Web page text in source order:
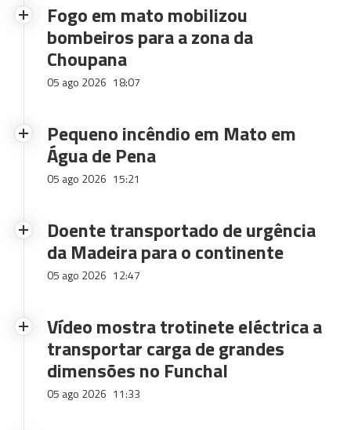
Fogo em mato mobilizou
bombeiros para a zona da
Choupana
05 ago 2026 18:07
Pequeno incêndio em Mato em
Água de Pena
05 ago 2026 15:21
Doente transportado de urgência
da Madeira para o continente
05 ago 2026 12:47
Vídeo mostra trotinete eléctrica a
transportar carga de grandes
dimensões no Funchal
05 ago 2026 11:33